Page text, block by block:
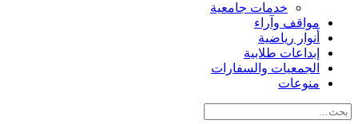
خدمات جامعية
مواقف وآراء
أنوار رياضية
إبداعات طلابية
الجمعيات والسفارات
منوعات